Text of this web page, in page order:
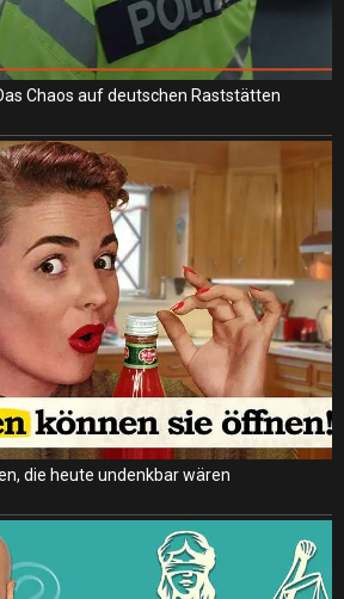
Chaos auf deutschen Raststätten
die heute undenkbar wären